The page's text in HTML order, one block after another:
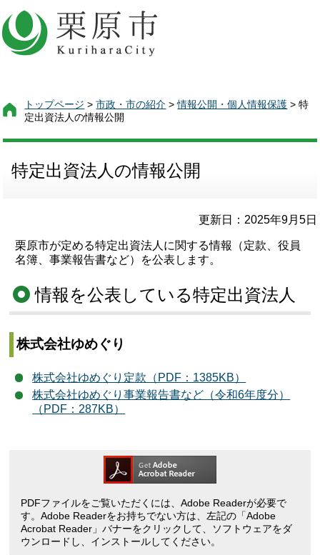
トップページ >市政・市の紹介 >情報公開・個人情報保護 > 特
定出資法人の情報公開
特定出資法人の情報公開
更新日：2025年9月5日
栗原市が定める特定出資法人に関する情報（定款、役員
名簿、事業報告書など）を公表します。
情報を公表している特定出資法人
株式会社ゆめぐり
株式会社ゆめぐり定款（PDF：1385KB）
株式会社ゆめぐり事業報告書など（令和6年度分）
（PDF：287KB）
PDFファイルをご覧いただくには、Adobe Readerが必要で
す。Adobe Readerをお持ちでない方は、左記の「Adobe
Acrobat Reader」バナーをクリックして、ソフトウェアをダ
ウンロードし、インストールしてください。